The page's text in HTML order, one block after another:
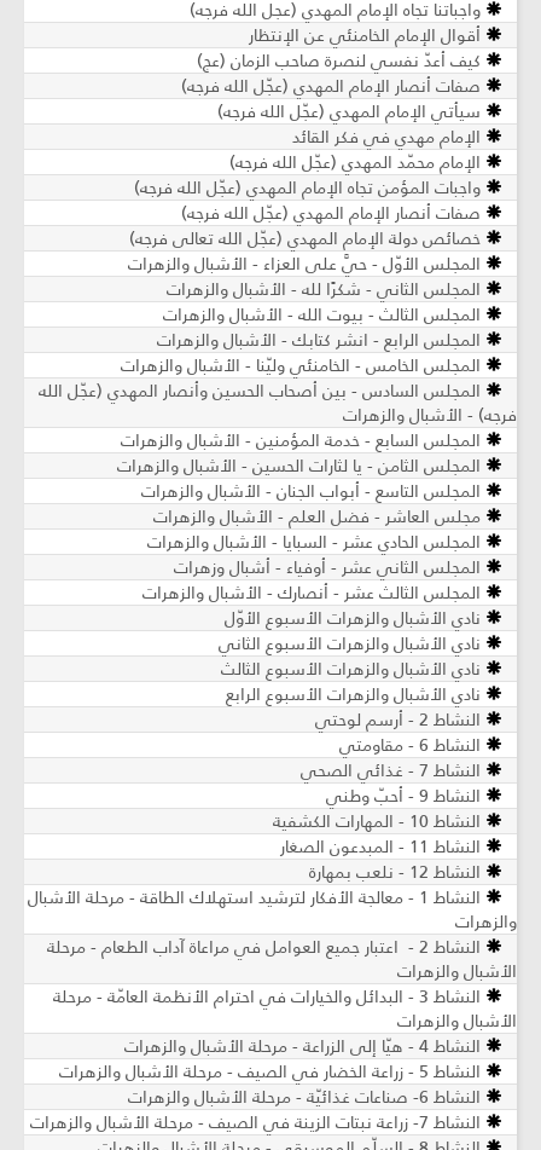
واجباتنا تجاه الإمام المهدي (عجل الله فرجه)
أقوال الإمام الخامنئي عن الإنتظار
كيف أعدّ نفسي لنصرة صاحب الزمان (عج)
صفات أنصار الإمام المهدي (عجّل الله فرجه)
سيأتي الإمام المهدي (عجّل الله فرجه)
الإمام مهدي في فكر القائد
الإمام محمّد المهدي (عجّل الله فرجه)
واجبات المؤمن تجاه الإمام المهدي (عجّل الله فرجه)
صفات أنصار الإمام المهدي (عجّل الله فرجه)
خصائص دولة الإمام المهدي (عجّل الله تعالى فرجه)
المجلس الأوّل - حيَّ على العزاء - الأشبال والزهرات
المجلس الثاني - شكرًا لله - الأشبال والزهرات
المجلس الثالث - بيوت الله - الأشبال والزهرات
المجلس الرابع - انشر كتابك - الأشبال والزهرات
المجلس الخامس - الخامنئي وليّنا - الأشبال والزهرات
المجلس السادس - بين أصحاب الحسين وأنصار المهدي (عجّل الله
فرجه) - الأشبال والزهرات
المجلس السابع - خدمة المؤمنين - الأشبال والزهرات
المجلس الثامن - يا لثارات الحسين - الأشبال والزهرات
المجلس التاسع - أبواب الجنان - الأشبال والزهرات
مجلس العاشر - فضل العلم - الأشبال والزهرات
المجلس الحادي عشر - السبايا - الأشبال والزهرات
المجلس الثاني عشر - أوفياء - أشبال وزهرات
المجلس الثالث عشر - أنصارك - الأشبال والزهرات
نادي الأشبال والزهرات الأسبوع الأوّل
نادي الأشبال والزهرات الأسبوع الثاني
نادي الأشبال والزهرات الأسبوع الثالث
نادي الأشبال والزهرات الأسبوع الرابع
النشاط 2 - أرسم لوحتي
النشاط 6 - مقاومتي
النشاط 7 - غذائي الصحي
النشاط 9 - أحبّ وطني
النشاط 10 - المهارات الكشفية
النشاط 11 - المبدعون الصغار
النشاط 12 - نلعب بمهارة
النشاط 1 - معالجة الأفكار لترشيد استهلاك الطاقة - مرحلة الأشبال
والزهرات
النشاط 2 - اعتبار جميع العوامل في مراعاة آداب الطعام - مرحلة
الأشبال والزهرات
النشاط 3 - البدائل والخيارات في احترام الأنظمة العامّة - مرحلة
الأشبال والزهرات
النشاط 4 - هيّا إلى الزراعة - مرحلة الأشبال والزهرات
النشاط 5 - زراعة الخضار في الصيف - مرحلة الأشبال والزهرات
النشاط 6- صناعات غذائيّة ​- مرحلة الأشبال والزهرات
النشاط 7- زراعة نبتات الزينة في الصيف - مرحلة الأشبال والزهرات